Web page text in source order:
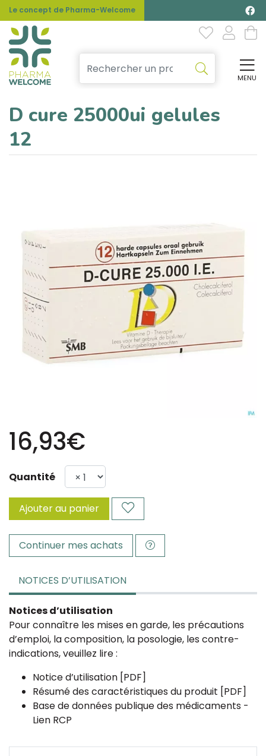
Le concept de Pharma-Welcome
MENU
D cure 25000ui gelules
12
16,93€
Quantité
Ajouter au panier
Continuer mes achats
NOTICES D’UTILISATION
Notices d’utilisation
Pour connaître les mises en garde, les précautions
d’emploi, la composition, la posologie, les contre-
indications, veuillez lire :
Notice d’utilisation [PDF]
Résumé des caractéristiques du produit [PDF]
Base de données publique des médicaments -
Lien RCP